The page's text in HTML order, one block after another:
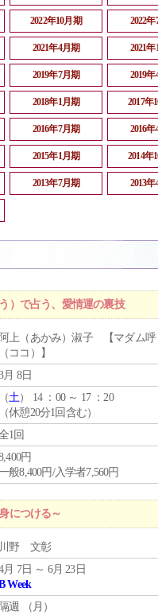
2022年10月期 2022
2021年4月期 2021
2019年7月期 2019
2018年1月期 2017年
2016年7月期 2016
2015年1月期 2014年
2013年7月期 2013
）で占う、愛情運の裏技
阿上（あかみ）淑子 【マダム呼
（ココ）】
月 8日
（土） 14 ：00 ～ 17 ：20
（休憩20分1回含む）
1回
円
般8,400円/入学者7,560円
につける～
川野 文彰
月 7日 ～ 6月 23日
Week
隔週 （ 月 ）